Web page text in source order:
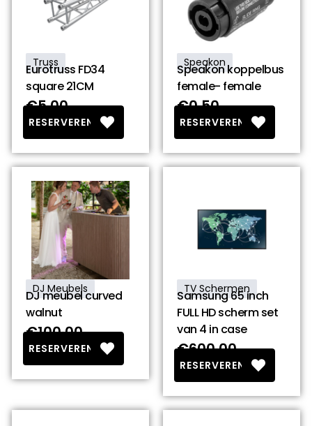
Truss
Eurotruss FD34
square 21CM
€5.00
RESERVEREN
Speakon
Speakon koppelbus
female- female
€0.50
RESERVEREN
DJ Meubels
DJ meubel curved
walnut
€100.00
RESERVEREN
TV Schermen
Samsung 65 inch
FULL HD scherm set
van 4 in case
€600.00
RESERVEREN